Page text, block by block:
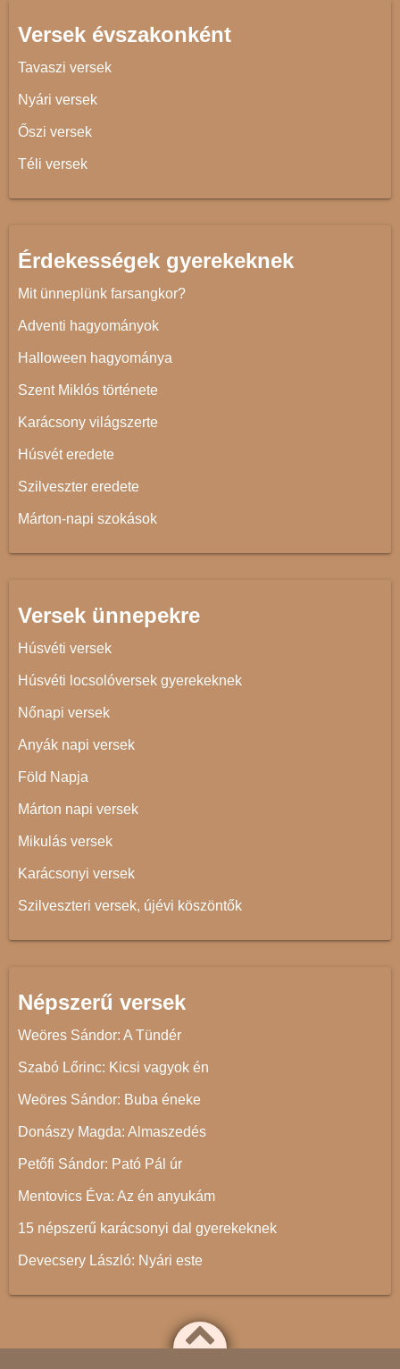
Versek évszakonként
Tavaszi versek
Nyári versek
Őszi versek
Téli versek
Érdekességek gyerekeknek
Mit ünneplünk farsangkor?
Adventi hagyományok
Halloween hagyománya
Szent Miklós története
Karácsony világszerte
Húsvét eredete
Szilveszter eredete
Márton-napi szokások
Versek ünnepekre
Húsvéti versek
Húsvéti locsolóversek gyerekeknek
Nőnapi versek
Anyák napi versek
Föld Napja
Márton napi versek
Mikulás versek
Karácsonyi versek
Szilveszteri versek, újévi köszöntők
Népszerű versek
Weöres Sándor: A Tündér
Szabó Lőrinc: Kicsi vagyok én
Weöres Sándor: Buba éneke
Donászy Magda: Almaszedés
Petőfi Sándor: Pató Pál úr
Mentovics Éva: Az én anyukám
15 népszerű karácsonyi dal gyerekeknek
Devecsery László: Nyári este